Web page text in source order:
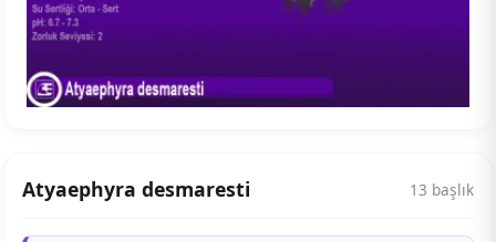
Atyaephyra desmaresti 13 başlık